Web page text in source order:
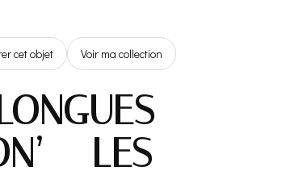
cet objet Voir ma collection
– LES